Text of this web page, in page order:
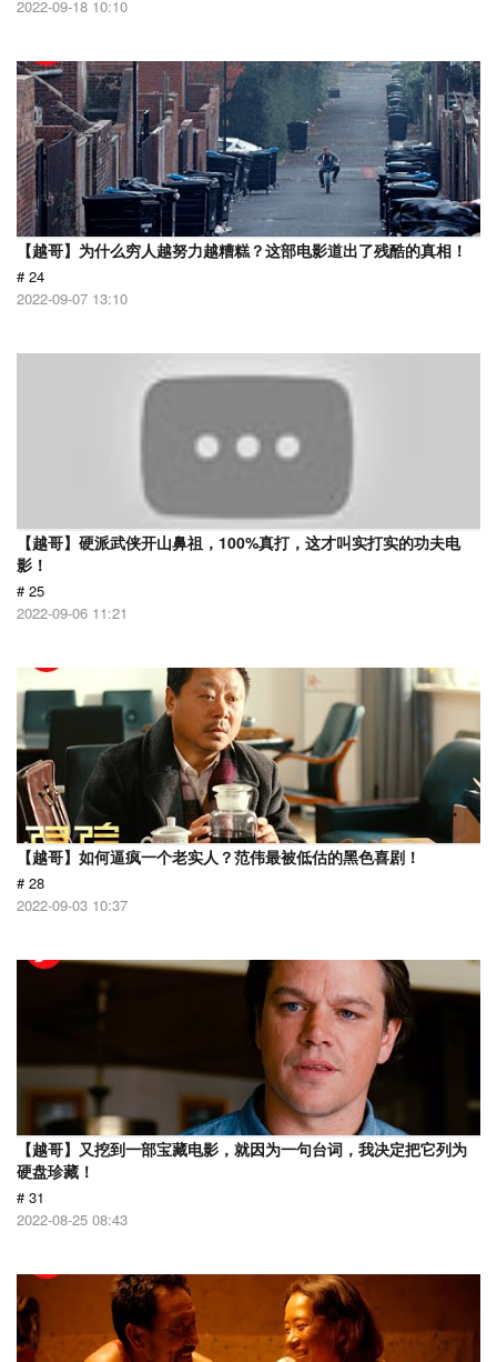
2022-09-18 10:10
【越哥】为什么穷人越努力越糟糕？这部电影道出了残酷的真相！
# 24
2022-09-07 13:10
【越哥】硬派武侠开山鼻祖，100%真打，这才叫实打实的功夫电
影！
# 25
2022-09-06 11:21
【越哥】如何逼疯一个老实人？范伟最被低估的黑色喜剧！
# 28
2022-09-03 10:37
【越哥】又挖到一部宝藏电影，就因为一句台词，我决定把它列为
硬盘珍藏！
# 31
2022-08-25 08:43